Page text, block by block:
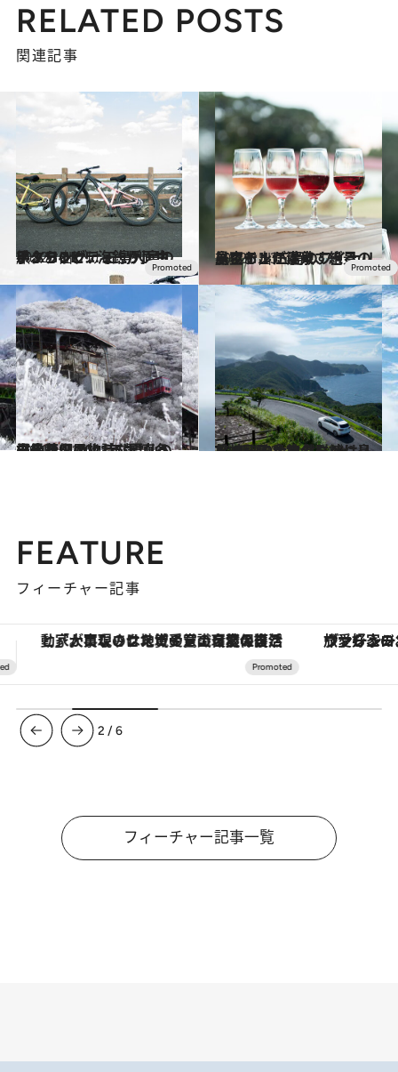
RELATED POSTS
関連記事
2022.1.12
手ぶらOK！ 海釣り、サイクリング… 五島列島のアクティビティーが面白い！
旅＆お出かけ 2022.1.13
島ワインに温泉、絶景の星空も！ 五島のワイナリーホテルが素敵すぎる
旅＆お出かけ
2021.12.16
【長崎県 2021年版】 冬の絶景・風物詩5選 真っ白の花畑のような雲仙の霧氷
旅＆お出かけ 2019.9.20
長崎・五島でのんびり島旅 1日目 大自然に溶け込む神秘的な教会群へ
旅＆お出かけ
FEATURE
フィーチャー記事
ヴァシュロン・コンスタンタン「オーヴァーシーズ・オートマティック」。旅愛好家のお気に入りコレクションから、ジェンダーレスな新作が登場
3 /6
フィーチャー記事一覧